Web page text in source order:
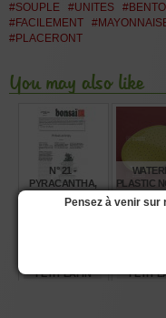
#SOUPLE #UNITES #BENTO
#FACILEMENT
#PLACERONT
You may also like
N° 21 -
PYRACANTHA,
BUISSON
ARDENT
PLASTIC
PETIT LAPIN
PETIT
Pensez à venir sur